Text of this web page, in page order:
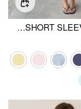
COTTON V-NECK BRODERIE ANGLAISE PLEATED SHIRRED SHORT SLEEVE BLOUSE